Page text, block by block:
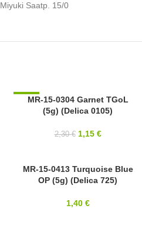
Miyuki Saatp. 15/0
-50%MR-15-0304 Garnet TGoL
(5g) (Delica 0105)
2,30€ 1,15 €
15/0
MIYUKI
MR-15-0413 Turquoise Blue
OP (5g) (Delica 725)
1,40 €